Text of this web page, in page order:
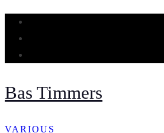
Bas Timmers
VARIOUS